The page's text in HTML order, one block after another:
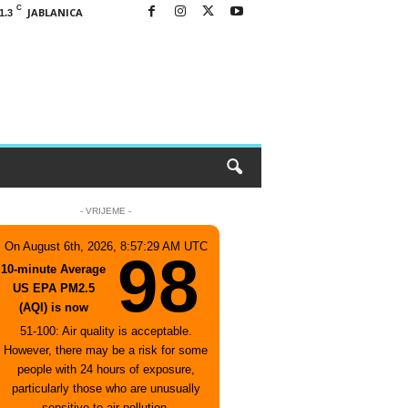
C JABLANICA
- VRIJEME -
On August 6th, 2026, 8:57:29 AM UTC
10-minute Average
US EPA PM2.5
(AQI) is now
98
51-100: Air quality is acceptable.
However, there may be a risk for some
people with 24 hours of exposure,
particularly those who are unusually